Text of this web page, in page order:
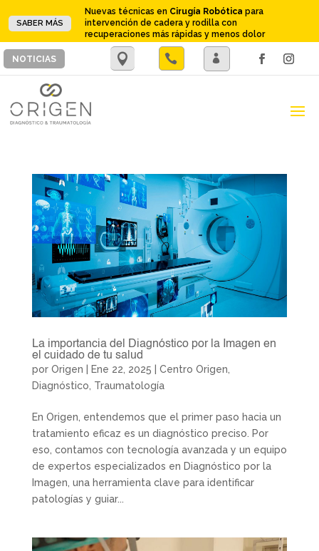
SABER MÁS
Nuevas técnicas en Cirugía Robótica para
intervención de cadera y rodilla con
recuperaciones más rápidas y menos dolor
NOTICIAS 
La importancia del Diagnóstico por la Imagen en
el cuidado de tu salud
por Origen Ene 22, 2025 Centro Origen
Diagnóstico Traumatología
En Origen, entendemos que el primer paso hacia un
tratamiento eficaz es un diagnóstico preciso. Por
eso, contamos con tecnología avanzada y un equipo
de expertos especializados en Diagnóstico por la
Imagen, una herramienta clave para identificar
patologías y guiar...